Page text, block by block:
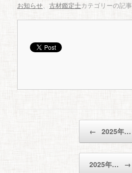
お知らせ 古材鑑定士カテゴリーの記事
← 2025年…
2025年… →